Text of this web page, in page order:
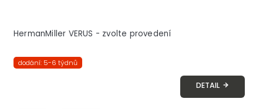
HermanMiller VERUS - zvolte provedení
dodání: 5-6 týdnů
DETAIL